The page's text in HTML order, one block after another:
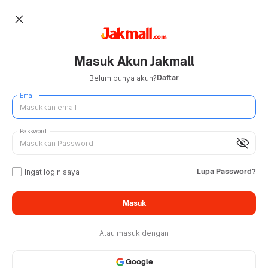
close
Masuk Akun Jakmall
Belum punya akun?Daftar
Email
visibility_off
Password
Ingat login saya Lupa Password?
Masuk
Atau masuk dengan
Google